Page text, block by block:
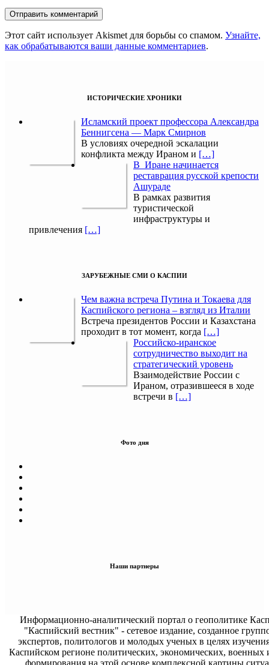
Этот сайт использует Akismet для борьбы со спамом. Узнайте,
как обрабатываются ваши данные комментариев.
ИСТОРИЧЕСКИЕ ХРОНИКИ
Исламский проект профессора Александра
Беннигсена — Марк Смирнов
В условиях очередной эскалации
конфликта между Ираном и […]
В Иране начинается
реставрация русской крепости
Ашураде
В рамках развития
туристической
инфраструктуры и
привлечения […]
ЗАРУБЕЖНЫЕ СМИ О КАСПИИ
Чем важна встреча Путина и Токаева для
Каспийского региона – взгляд из Италии
Встреча президентов России и Казахстана
проходит в тот момент, когда […]
Российско-иранское
сотрудничество выходит на
стратегический уровень
Взаимодействие России с
Ираном, отразившееся в ходе
встречи в […]
Фото дня
Наши партнеры
Информационно-аналитический портал о геополитике
"Каспийский вестник" - сетевое издание, созданное
экспертов, политологов и молодых ученых в целях
Каспийском регионе политических, экономических, военных
формирования на этой основе комплексной картины